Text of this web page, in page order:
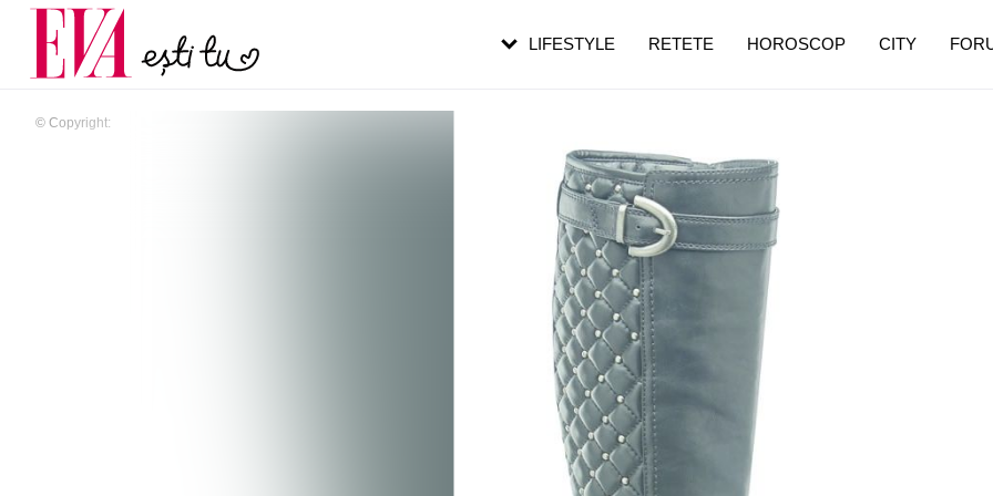
© Copyright:
LIFESTYLE RETETE HOROSCOP CITY
Carieră
Actualitate
pe măsură ce înaintezi în vârstă